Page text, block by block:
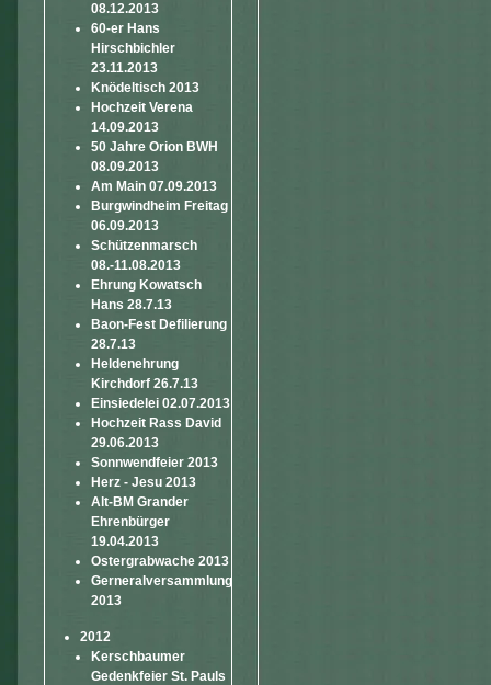
08.12.2013
60-er Hans
Hirschbichler
23.11.2013
Knödeltisch 2013
Hochzeit Verena
14.09.2013
50 Jahre Orion BWH
08.09.2013
Am Main 07.09.2013
Burgwindheim Freitag
06.09.2013
Schützenmarsch
08.-11.08.2013
Ehrung Kowatsch
Hans 28.7.13
Baon-Fest Defilierung
28.7.13
Heldenehrung
Kirchdorf 26.7.13
Einsiedelei 02.07.2013
Hochzeit Rass David
29.06.2013
Sonnwendfeier 2013
Herz - Jesu 2013
Alt-BM Grander
Ehrenbürger
19.04.2013
Ostergrabwache 2013
Gerneralversammlung
2013
2012
Kerschbaumer
Gedenkfeier St. Pauls